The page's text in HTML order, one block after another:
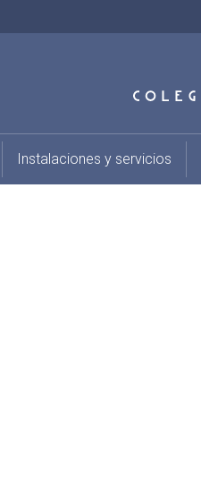
Instalaciones y servicios